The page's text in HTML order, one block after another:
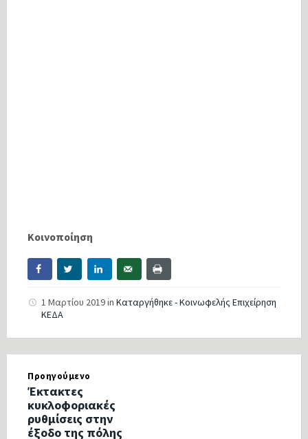
Κοινοποίηση
1 Μαρτίου 2019in Καταργήθηκε - Κοινωφελής Επιχείρηση
ΚΕΔΑ
Προηγούμενο
Έκτακτες
κυκλοφοριακές
ρυθμίσεις στην
έξοδο της πόλης